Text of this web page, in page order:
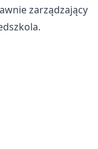
zarządzający